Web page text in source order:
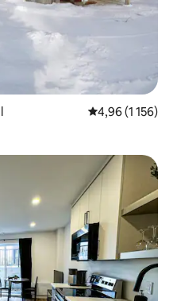
Priemerné
4,96 (1 156)